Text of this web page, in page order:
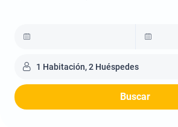
1 Habitación, 2 Huéspedes
Buscar